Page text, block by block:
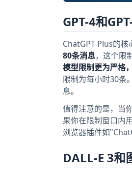
GPT-4和
ChatGPT Plus的核
80条消息，这个限
模型限制更为严格
限制为每小时30条
息。
值得注意的是，当
果你在限制窗口内
浏览器插件如
DALL-E 3和